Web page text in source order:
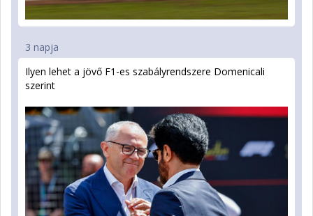
3 napja
Ilyen lehet a jövő F1-es szabályrendszere Domenicali
szerint